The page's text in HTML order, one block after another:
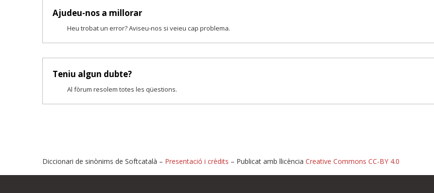
Ajudeu-nos a millorar
Heu trobat un error? Aviseu-nos si veieu cap problema.
Teniu algun dubte?
Al fòrum resolem totes les qüestions.
Diccionari de sinònims de Softcatalà – Presentació i crèdits – Publicat amb llicència Creative Commons CC-BY 4.0